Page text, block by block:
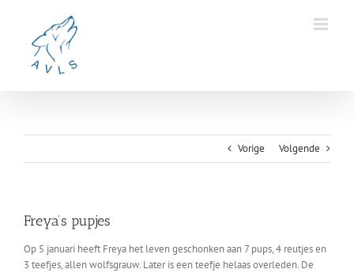
Vorige Volgende
Freya’s pupjes
Op 5 januari heeft Freya het leven geschonken aan 7 pups, 4 reutjes en
3 teefjes, allen wolfsgrauw. Later is een teefje helaas overleden. De